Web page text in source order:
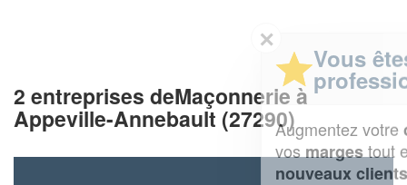
2 entreprises deMaçonnerie à
Appeville-Annebault (27290)
Vous êtes un
professionnel ?
Augmentez votrechiffre d'affaireset
marges tout en gagnant de